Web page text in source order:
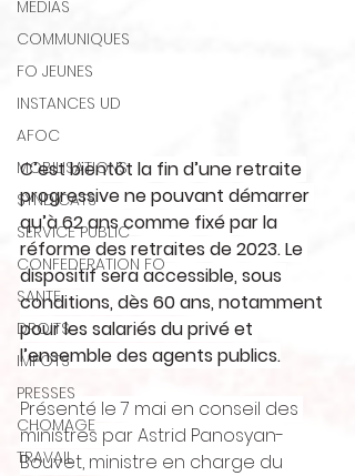
MEDIAS
COMMUNIQUES
FO JEUNES
INSTANCES UD
AFOC
MOBILISATIONS
SYNDICATS
SERVICE PUBLIC
CONFEDERATION FO
SANTE
DROITS
IMPOTS
PRESSES
CHOMAGE
TRAVAIL
C’est bientôt la fin d’une retraite
progressive ne pouvant démarrer
qu’à 62 ans comme fixé par la
réforme des retraites de 2023. Le
dispositif sera accessible, sous
conditions, dès 60 ans, notamment
pour les salariés du privé et
l’ensemble des agents publics.
Présenté le 7 mai en conseil des
ministres par Astrid Panosyan-
Bouvet, ministre en charge du